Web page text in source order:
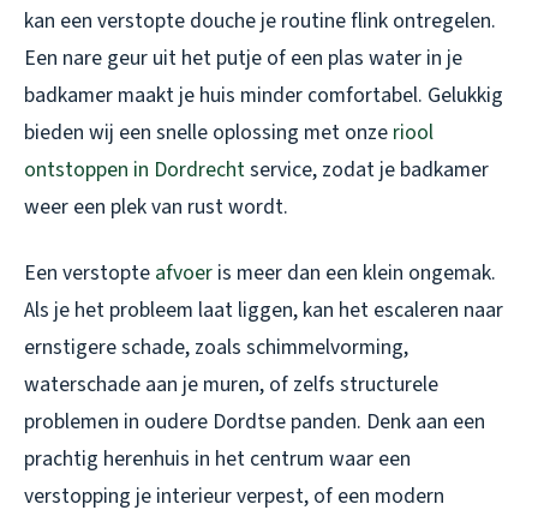
kan een verstopte douche je routine flink ontregelen.
Een nare geur uit het putje of een plas water in je
badkamer maakt je huis minder comfortabel. Gelukkig
bieden wij een snelle oplossing met onze riool
ontstoppen in Dordrechtservice, zodat je badkamer
weer een plek van rust wordt.
Een verstopte afvoer is meer dan een klein ongemak.
Als je het probleem laat liggen, kan het escaleren naar
ernstigere schade, zoals schimmelvorming,
waterschade aan je muren, of zelfs structurele
problemen in oudere Dordtse panden. Denk aan een
prachtig herenhuis in het centrum waar een
verstopping je interieur verpest, of een modern